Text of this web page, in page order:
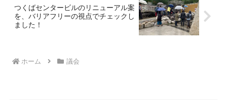
つくばセンタービルのリニューアル案
を、バリアフリーの視点でチェックし
ました！
ホーム 議会